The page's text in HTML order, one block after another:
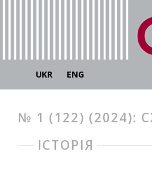
UKR ENG
№ 1 (122) (2024):
ІСТОРІЯ